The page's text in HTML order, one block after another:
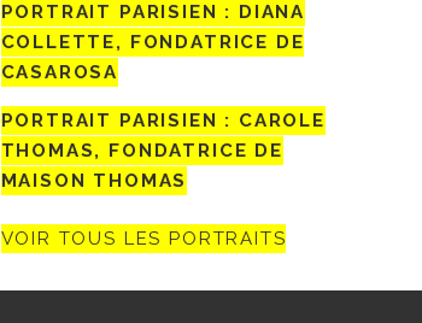
PORTRAIT PARISIEN : DIANA
COLLETTE, FONDATRICE DE
CASAROSA
PORTRAIT PARISIEN : CAROLE
THOMAS, FONDATRICE DE
MAISON THOMAS
VOIR TOUS LES PORTRAITS